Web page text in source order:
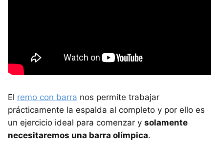
El remo con barra nos permite trabajar
prácticamente la espalda al completo y por ello es
un ejercicio ideal para comenzar y solamente
necesitaremos una barra olímpica.